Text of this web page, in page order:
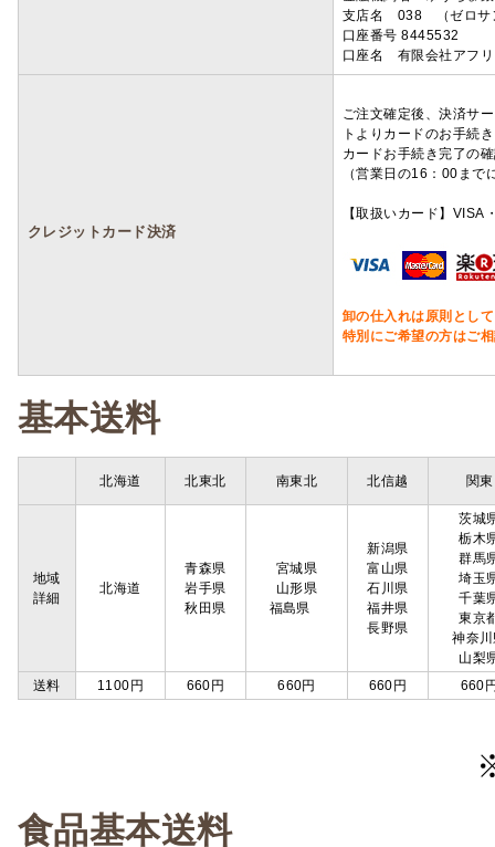
支店名 038 （ゼロサ
口座番号 8445532
口座名 有限会社アフ
クレジットカード決済
ご注文確定後、決済サ
トよりカードのお手続
カードお手続き完了の
（営業日の16：00ま
【取扱いカード】
卸の仕入れは原則とし
特別にご希望の方はご
基本送料
北海道 北東北 南東北 北信越 関東
地域
詳細
北海道
青森県
岩手県
秋田県
宮城県
山形県
福島県
新潟県
富山県
石川県
福井県
長野県
茨城
栃木
群馬
埼玉
千葉
東京
神奈
山梨
送料
1100円 660円 660円 660円 660
食品基本送料